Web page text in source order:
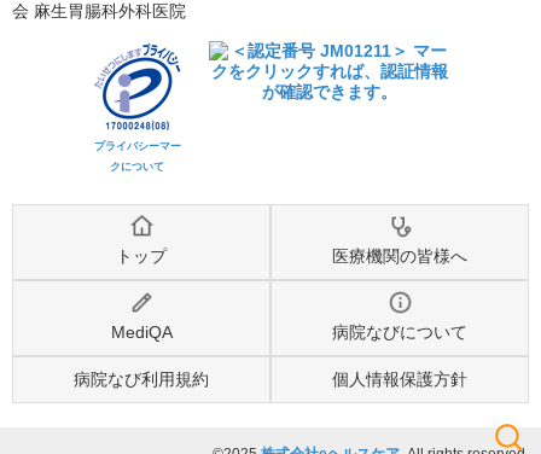
会 麻生胃腸科外科医院
プライバシーマー
クについて
トップ 医療機関の皆様へ
MediQA 病院なびについて
病院なび利用規約 個人情報保護方針